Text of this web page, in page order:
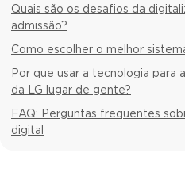
Quais são os desafios da
admissão?
Como escolher o melhor
Por que usar a tecnologia para
da LG lugar de gente?
FAQ: Perguntas frequentes
digital